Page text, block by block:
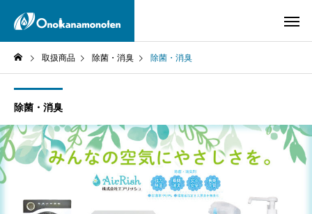
取扱商品 除菌・消臭 除菌・消臭
除菌・消臭